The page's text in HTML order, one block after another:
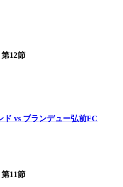
12節
vs ブランデュー弘前FC
11節